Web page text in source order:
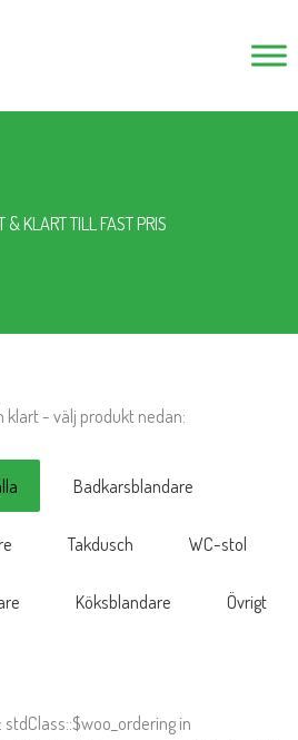
& KLART TILL FAST PRIS
klart - välj produkt nedan:
Badkarsblandare
Takdusch WC-stol
Köksblandare Övrigt
in